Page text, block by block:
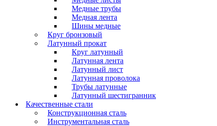
Медные трубы
Медная лента
Шины медные
Круг бронзовый
Латунный прокат
Круг латунный
Латунная лента
Латунный лист
Латунная проволока
Трубы латунные
Латунный шестигранник
Качественные стали
Конструкционная сталь
Инструментальная сталь